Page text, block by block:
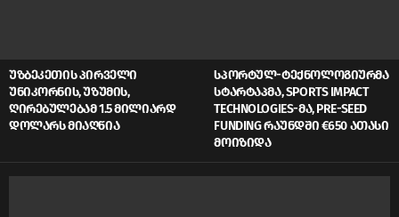
ᲣᲖᲑᲔᲙᲔᲗᲘᲡ ᲞᲘᲠᲕᲔᲚᲘ
ᲣᲜᲘᲙᲝᲠᲜᲘᲡ, ᲣᲖᲣᲛᲘᲡ,
ᲦᲘᲠᲔᲑᲣᲚᲔᲑᲐᲛ 1.5 ᲛᲘᲚᲘᲐᲠᲓ
ᲓᲝᲚᲐᲠᲡ ᲛᲘᲐᲦᲬᲘᲐ
ᲡᲞᲝᲠᲢᲣᲚ-ᲢᲔᲥᲜᲝᲚᲝᲒᲘᲣᲠᲛᲐ
ᲡᲢᲐᲠᲢᲐᲞᲛᲐ, SPORTS IMPACT
TECHNOLOGIES-ᲛᲐ, PRE-SEED
FUNDING ᲠᲐᲣᲜᲓᲨᲘ €650 ᲐᲗᲐᲡᲘ
ᲛᲝᲘᲖᲘᲓᲐ